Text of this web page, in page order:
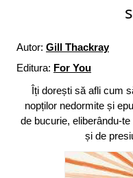
Autor: Gill Thackray
Editura: For You
Îți dorești să afli cum
nopților nedormite și
de bucurie, eliberându-
și de